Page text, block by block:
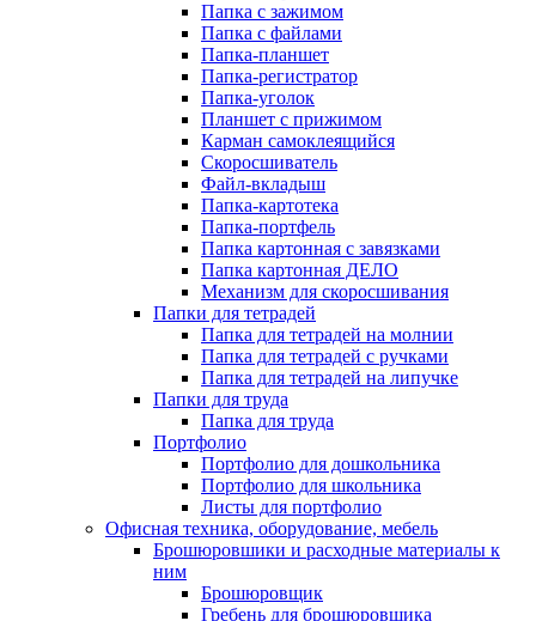
Папка с зажимом
Папка с файлами
Папка-планшет
Папка-регистратор
Папка-уголок
Планшет с прижимом
Карман самоклеящийся
Скоросшиватель
Файл-вкладыш
Папка-картотека
Папка-портфель
Папка картонная с завязками
Папка картонная ДЕЛО
Механизм для скоросшивания
Папки для тетрадей
Папка для тетрадей на молнии
Папка для тетрадей с ручками
Папка для тетрадей на липучке
Папки для труда
Папка для труда
Портфолио
Портфолио для дошкольника
Портфолио для школьника
Листы для портфолио
Офисная техника, оборудование, мебель
Брошюровшики и расходные материалы к
ним
Брошюровщик
Гребень для брощюровшика